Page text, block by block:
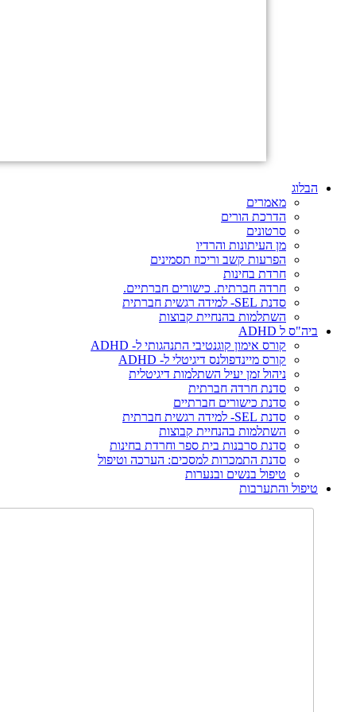
הבלוג
מאמרים
הדרכת הורים
סרטונים
מן העיתונות והרדיו
הפרעות קשב וריכוז תסמינים
חרדת בחינות
חרדה חברתית. כישורים חברתיים.
סדנת SEL- למידה רגשית חברתית
השתלמות בהנחיית קבוצות
ביה"ס ל ADHD
קורס אימון קוגנטיבי התנהגותי ל- ADHD
קורס מיינדפולנס דיגיטלי ל- ADHD
ניהול זמן יעיל השתלמות דיגיטלית
סדנת חרדה חברתית
סדנת כישורים חברתיים
סדנת SEL- למידה רגשית חברתית
השתלמות בהנחיית קבוצות
סדנת סרבנות בית ספר וחרדת בחינות
סדנת התמכרות למסכים: הערכה וטיפול
טיפול בנשים ובנערות
טיפול והתערבות